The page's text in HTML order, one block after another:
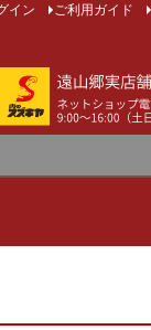
イン ご利用ガイド